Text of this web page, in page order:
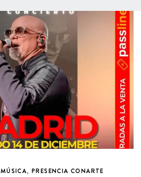
MÚSICA,PRESENCIA CONARTE